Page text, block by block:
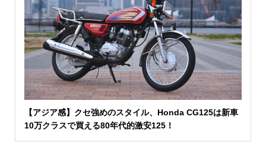
【アジア感】クセ強めのスタイル、Honda CG125は新車
10万クラスで買える80年代的激安125！